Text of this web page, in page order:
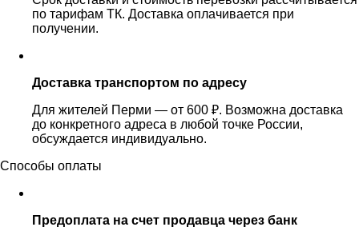
по тарифам ТК. Доставка оплачивается при
получении.
Доставка транспортом по адресу
Для жителей Перми — от 600 ₽. Возможна доставка
до конкретного адреса в любой точке России,
обсуждается индивидуально.
Способы оплаты
Предоплата на счет продавца через банк